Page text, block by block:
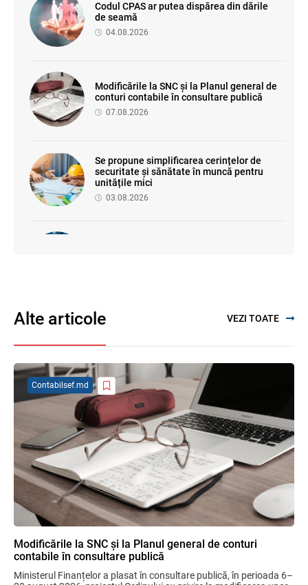
Codul CPAS ar putea dispărea din dările
de seamă
04.08.2026
Modificările la SNC și la Planul general de
conturi contabile în consultare publică
07.08.2026
Se propune simplificarea cerințelor de
securitate și sănătate în muncă pentru
unitățile mici
03.08.2026
Se propune modificarea Legii auditului —
SFS a anunțat programul de seminare
pentru luna august 2026
03.08.2026
Garanția financiară pentru refacerea
mediului la exploatarea resurselor
minerale
04.08.2026
Domenii supuse controalelor fiscale
operative în luna august 2026
Alte articole VEZI TOATE
Modificările la SNC și la Planul general de conturi
contabile în consultare publică
Ministerul Finanțelor a plasat în consultare publică, în perioada 6–
Contabilsef.md